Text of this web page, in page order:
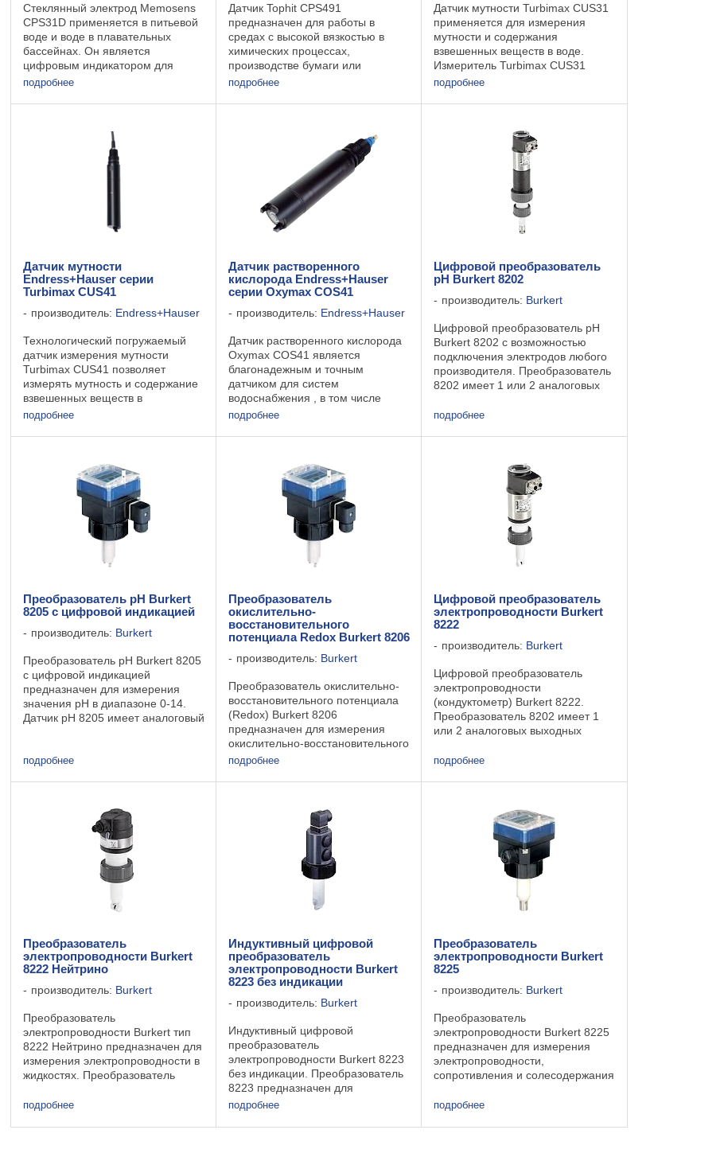
Стеклянный электрод Memosens
CPS31D применяется в питьевой
воде и воде в плавательных
бассейнах. Он является
цифровым индикатором для
компенсации pH в рамках
Присутствие трех диафрагм
подробнее
Датчик Tophit CPS491
предназначен для работы в
средах с высокой вязкостью в
химических процессах,
производстве бумаги или
красителей, а также для сильно
сред, суспензий, эмульсий или
подробнее
Датчик мутности Turbimax CUS31
применяется для измерения
мутности и содержания
взвешенных веществ в воде.
Измеритель Turbimax CUS31
представляет собой монтируемый
питьевой и технологической воды,
подробнее
Датчик мутности
Endress+Hauser серии
Turbimax CUS41
производитель: Endress+Hauser
Технологический погружаемый
датчик измерения мутности
Turbimax CUS41 позволяет
измерять мутность и содержание
взвешенных веществ в
технической и сточной воде. Для
мультиканальная технология и
подробнее
Датчик растворенного
кислорода Endress+Hauser
серии Oxymax COS41
производитель: Endress+Hauser
Датчик растворенного кислорода
Oxymax COS41 является
благонадежным и точным
датчиком для систем
водоснабжения , в том числе
сточных вод. Основные
измерения. Продолжительные
техобслуживания. ...
подробнее
Цифровой преобразователь
рН Burkert 8202
производитель: Burkert
Цифровой преобразователь рН
Burkert 8202 с возможностью
подключения электродов любого
производителя. Преобразователь
8202 имеет 1 или 2 аналоговых
рН и температуры. Основное
подробнее
Преобразователь рН Burkert
8205 с цифровой индикацией
производитель: Burkert
Преобразователь рН Burkert 8205
с цифровой индикацией
предназначен для измерения
значения рН в диапазоне 0-14.
Датчик рН 8205 имеет аналоговый
осуществляется при помощи
подробнее
Преобразователь
окислительно-
восстановительного
потенциала Redox Burkert 8206
производитель: Burkert
Преобразователь окислительно-
восстановительного потенциала
(Redox) Burkert 8206
предназначен для измерения
окислительно-восстановительного
потенциала в диапазоне
Преобразователь 8206 Burkert
подробнее
Цифровой преобразователь
электропроводности Burkert
8222
производитель: Burkert
Цифровой преобразователь
электропроводности
(кондуктометр) Burkert 8222.
Преобразователь 8202 имеет 1
или 2 аналоговых выходных
температуры. Кондуктометр
подробнее
Преобразователь
электропроводности Burkert
8222 Нейтрино
производитель: Burkert
Преобразователь
электропроводности Burkert тип
8222 Нейтрино предназначен для
измерения электропроводности в
жидкостях. Преобразователь
поставляется с тремя ячейковыми
подробнее
Индуктивный цифровой
преобразователь
электропроводности Burkert
8223 без индикации
производитель: Burkert
Индуктивный цифровой
преобразователь
электропроводности Burkert 8223
без индикации. Преобразователь
8223 предназначен для
измерения электропроводности
20мкСм/см до 1 С/см и имеет
подробнее
Преобразователь
электропроводности Burkert
8225
производитель: Burkert
Преобразователь
электропроводности Burkert 8225
предназначен для измерения
электропроводности,
сопротивления и солесодержания
поставляется для 4 диапазонов:
подробнее